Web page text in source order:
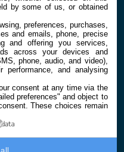
rédaction
by some of us, or obtained
preferences, purchases,
and emails, phone, precise
and offering you services,
across your devices and
phone, audio, and video),
performance, and analysing
consent at any time via the
preferences" and object to
These choices remain